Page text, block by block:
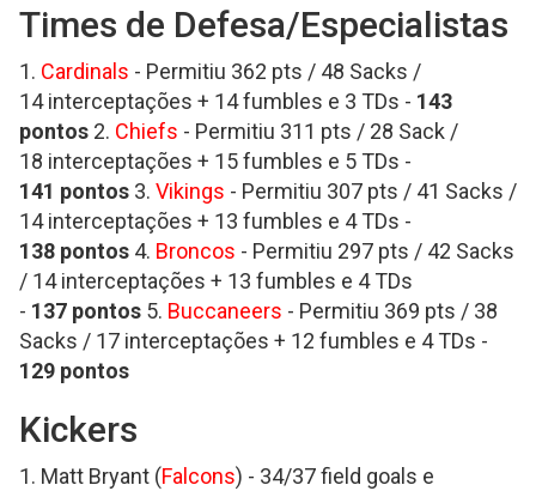
Times de Defesa/Especialistas
1. Cardinals - Permitiu 362 pts / 48 Sacks /
14 interceptações + 14 fumbles e 3 TDs - 143
pontos 2. Chiefs - Permitiu 311 pts / 28 Sack /
18 interceptações + 15 fumbles e 5 TDs -
141 pontos 3. Vikings - Permitiu 307 pts / 41 Sacks /
14 interceptações + 13 fumbles e 4 TDs -
138 pontos 4. Broncos - Permitiu 297 pts / 42 Sacks
/ 14 interceptações + 13 fumbles e 4 TDs
- 137 pontos 5. Buccaneers - Permitiu 369 pts / 38
Sacks / 17 interceptações + 12 fumbles e 4 TDs -
129 pontos
Kickers
1. Matt Bryant (Falcons) - 34/37 field goals e